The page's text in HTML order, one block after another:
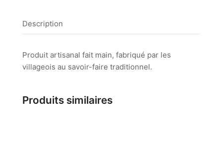
Description
Produit artisanal fait main, fabriqué par les
villageois au savoir-faire traditionnel.
Produits similaires